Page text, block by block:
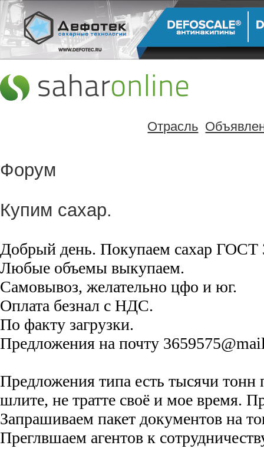
Отрасль
Форум
Купим сахар.
Добрый день. Покупаем сахар ГОСТ
Любые объемы выкупаем.
Самовывоз, желательно цфо и юг.
Оплата безнал с НДС.
По факту загрузки.
Предложения на почту
Предложения типа есть тысячи
шлите, не тратте своё и мое время.
Запрашиваем пакет документов на
Преглвшаем агентов к